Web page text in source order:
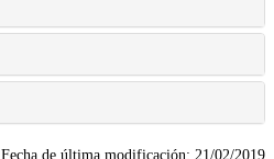
Fecha de última modificación: 21/02/2019